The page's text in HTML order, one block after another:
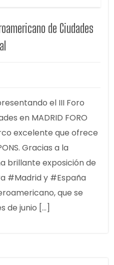
de Ciudades
el III Foro
en MADRID FORO
excelente que ofrece
Gracias a la
brillante exposición de
#Madrid y #España
que se
de junio […]